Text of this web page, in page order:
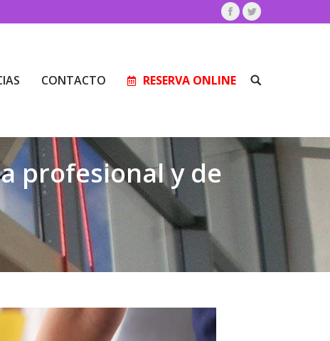
Facebook
Twitter
CONTACTO RESERVA ONLINE Buscar:
profesional y de